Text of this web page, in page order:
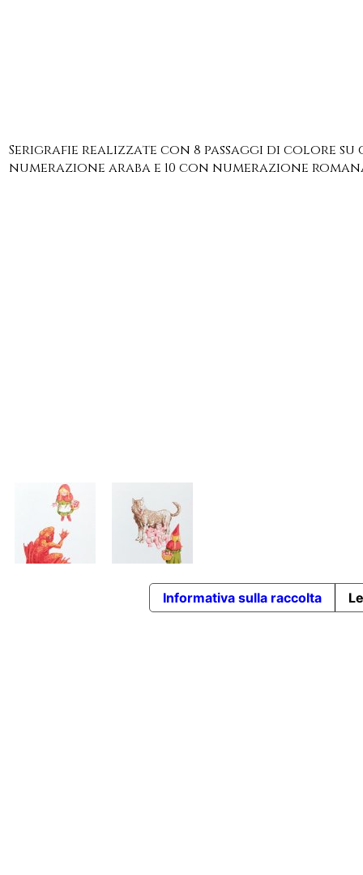
Serigrafie realizzate con 8 passaggi di colore
numerazione araba e 10 con numerazione romana,
Informativa sulla raccolta